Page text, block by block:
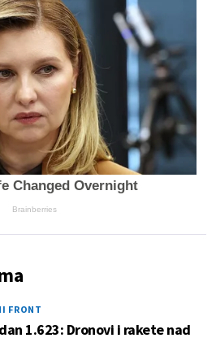
Changed Overnight
Brainberries
FRONT
1.623: Dronovi i rakete nad